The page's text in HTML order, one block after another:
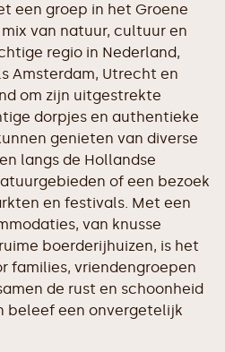
een groep in het Groene
van natuur, cultuur en
regio in Nederland,
Amsterdam, Utrecht en
om zijn uitgestrekte
dorpjes en authentieke
genieten van diverse
langs de Hollandse
of een bezoek
en festivals. Met een
van knusse
boerderijhuizen, is het
families, vriendengroepen
de rust en schoonheid
beleef een onvergetelijk